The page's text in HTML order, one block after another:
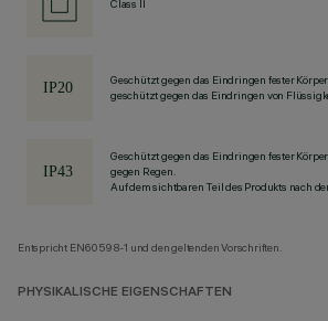
Class II
Geschützt gegen das Eindringen fester
geschützt gegen das Eindringen von
Geschützt gegen das Eindringen fester
gegen Regen.
Auf dem sichtbaren Teil des Produkts nach
Entspricht EN60598-1 und den geltenden Vorschriften.
PHYSIKALISCHE EIGENSCHAFTEN